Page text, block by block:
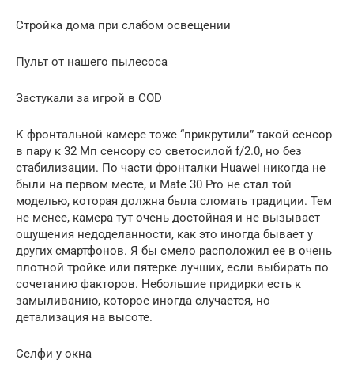
Стройка дома при слабом освещении
Пульт от нашего пылесоса
Застукали за игрой в COD
К фронтальной камере тоже “прикрутили” такой сенсор
в пару к 32 Мп сенсору со светосилой f/2.0, но без
стабилизации. По части фронталки Huawei никогда не
были на первом месте, и Mate 30 Pro не стал той
моделью, которая должна была сломать традиции. Тем
не менее, камера тут очень достойная и не вызывает
ощущения недоделанности, как это иногда бывает у
других смартфонов. Я бы смело расположил ее в очень
плотной тройке или пятерке лучших, если выбирать по
сочетанию факторов. Небольшие придирки есть к
замыливанию, которое иногда случается, но
детализация на высоте.
Селфи у окна